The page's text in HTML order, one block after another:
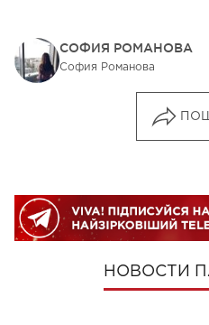
СОФИЯ РОМАНОВА
София Романова
НОВОСТИ